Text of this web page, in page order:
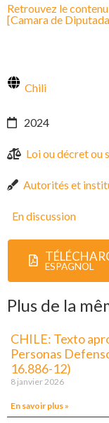
Retrouvez le
[Camara de
Chili
2024
Loi ou décret ou
Autorités et
En discussion
ESPAGNOL
Plus de la
CHILE: Texto
Personas
16.886-12)
8 janvier 2026
En savoir plus »